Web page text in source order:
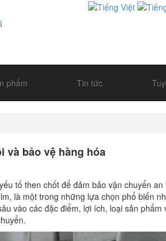
phẩm Tin tức
và bảo vệ hàng hóa
tố then chốt để đảm bảo vận chuyển
là một trong những lựa chọn phổ biến
vào các đặc điểm, lợi ích, loại sản phẩm